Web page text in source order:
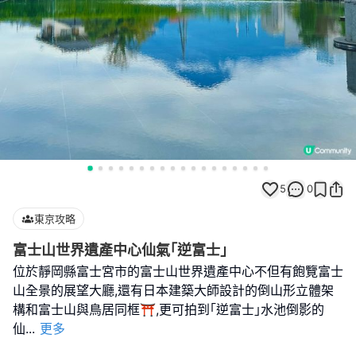
5 0
東京攻略
富士山世界遺產中心仙氣｢逆富士｣
位於靜岡縣富士宮市的富士山世界遺產中心不但有飽覽富士
山全景的展望大廳,還有日本建築大師設計的倒山形立體架
構和富士山與鳥居同框⛩️,更可拍到｢逆富士｣水池倒影的
仙... 更多